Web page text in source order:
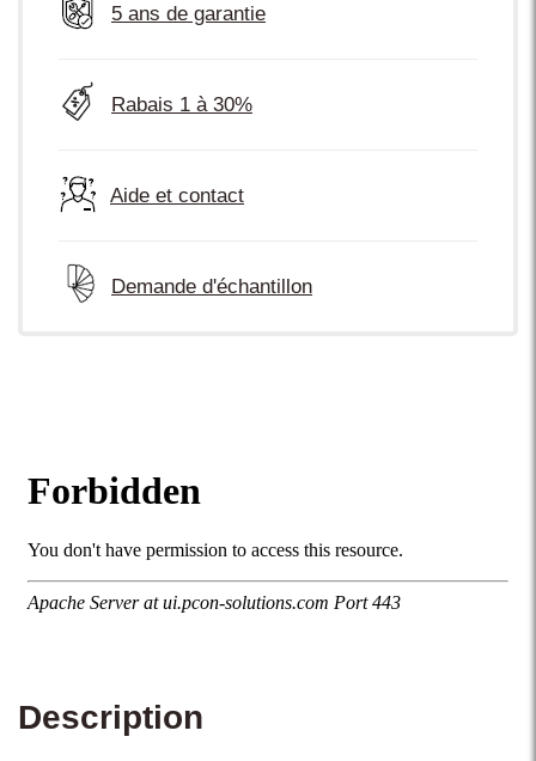
5 ans de garantie
Rabais 1 à 30%
Aide et contact
Demande d'échantillon
Description